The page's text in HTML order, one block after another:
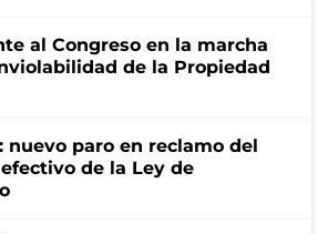
al Congreso en la marcha
de la Propiedad
nuevo paro en reclamo del
de la Ley de